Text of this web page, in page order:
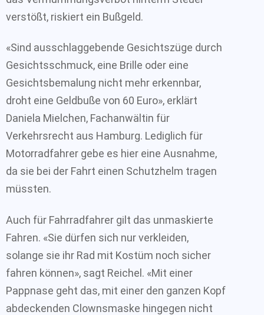
verstößt, riskiert ein Bußgeld.
«Sind ausschlaggebende Gesichtszüge durch
Gesichtsschmuck, eine Brille oder eine
Gesichtsbemalung nicht mehr erkennbar,
droht eine Geldbuße von 60 Euro», erklärt
Daniela Mielchen, Fachanwältin für
Verkehrsrecht aus Hamburg. Lediglich für
Motorradfahrer gebe es hier eine Ausnahme,
da sie bei der Fahrt einen Schutzhelm tragen
müssten.
Auch für Fahrradfahrer gilt das unmaskierte
Fahren. «Sie dürfen sich nur verkleiden,
solange sie ihr Rad mit Kostüm noch sicher
fahren können», sagt Reichel. «Mit einer
Pappnase geht das, mit einer den ganzen Kopf
abdeckenden Clownsmaske hingegen nicht